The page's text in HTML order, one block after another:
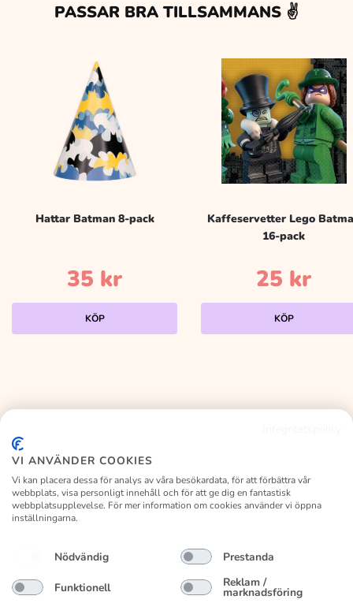
PASSAR BRA TILLSAMMANS ✌️
Hattar Batman 8-pack
35 kr
KÖP
Kaffeservetter Lego
16-pack
25 kr
KÖP
Om kalaslagret
Byte/retur
Köpvillkor
Privacy Policy
VI ANVÄNDER COOKIES
Vi kan placera dessa för analys av våra besökardata, för att förbättra vår
webbplats, visa personligt innehåll och för att ge dig en fantastisk
webbplatsupplevelse. För mer information om cookies använder vi öppna
inställningarna.
Nödvändig Prestanda
Funktionell Reklam /
marknadsföring